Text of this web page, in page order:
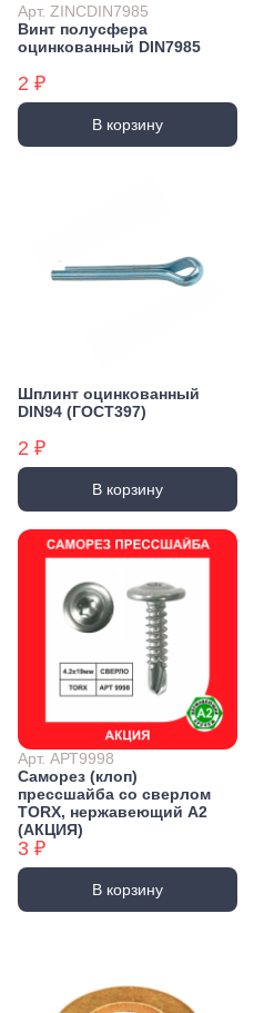
Арт. ZINCDIN7985
Винт полусфера
оцинкованный DIN7985
2 ₽
В корзину
Шплинт оцинкованный
DIN94 (ГОСТ397)
2 ₽
В корзину
Арт. АРТ9998
Саморез (клоп)
прессшайба со сверлом
TORX, нержавеющий А2
(АКЦИЯ)
3 ₽
В корзину